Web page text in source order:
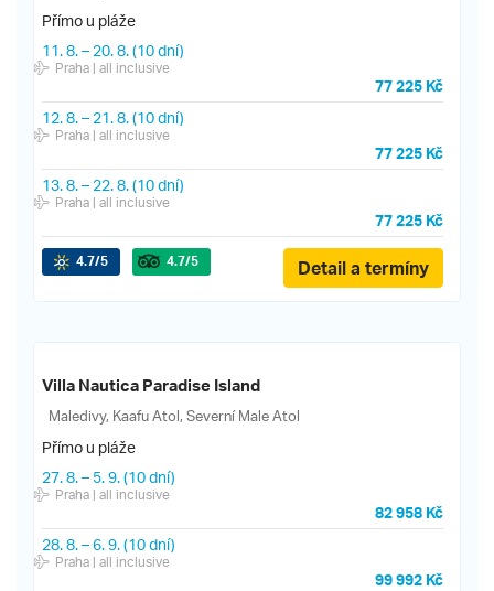
Přímo u pláže
11. 8.– 20. 8.(10 dní)
Praha| all inclusive
77 225 Kč
12. 8.– 21. 8.(10 dní)
Praha| all inclusive
77 225 Kč
13. 8.– 22. 8.(10 dní)
Praha| all inclusive
77 225 Kč
4.7/5 4.7/5 Detail a termíny
Villa Nautica Paradise Island
Maledivy, Kaafu Atol, Severní Male Atol
Přímo u pláže
27. 8.– 5. 9.(10 dní)
Praha| all inclusive
82 958 Kč
28. 8.–6. 9.(10 dní)
Praha| all inclusive
99 992 Kč